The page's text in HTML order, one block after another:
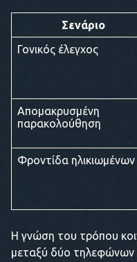
Σενάριο
Γονικός έλεγχος
Απομακρυσμένη
παρακολούθηση
Φροντίδα ηλικιωμένων
Η γνώση του τρόπου
μεταξύ δύο τηλεφώνων